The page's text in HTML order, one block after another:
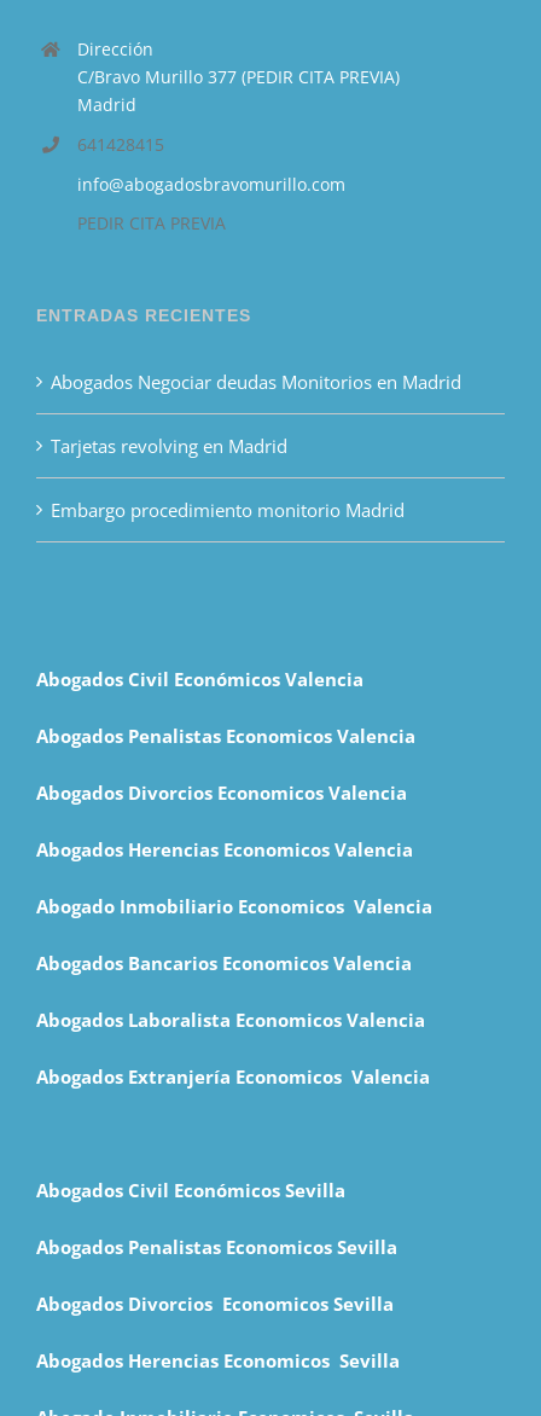
Dirección
C/Bravo Murillo 377 (PEDIR CITA PREVIA)
Madrid
641428415
info@abogadosbravomurillo.com
PEDIR CITA PREVIA
ENTRADAS RECIENTES
Abogados Negociar deudas Monitorios en Madrid
Tarjetas revolving en Madrid
Embargo procedimiento monitorio Madrid
Abogados Civil Económicos Valencia
Abogados Penalistas Economicos Valencia
Abogados Divorcios Economicos Valencia
Abogados Herencias Economicos Valencia
Abogado Inmobiliario Economicos Valencia
Abogados Bancarios Economicos Valencia
Abogados Laboralista Economicos Valencia
Abogados Extranjería Economicos Valencia
Abogados Civil Económicos Sevilla
Abogados Penalistas Economicos Sevilla
Abogados Divorcios Economicos Sevilla
Abogados Herencias Economicos Sevilla